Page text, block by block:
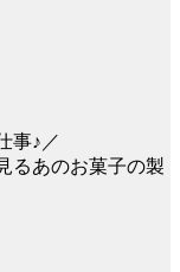
事♪／
るあのお菓子の製